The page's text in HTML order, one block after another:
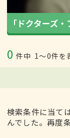
0 件中 1〜0件を
検索条件に当て
んでした。再度